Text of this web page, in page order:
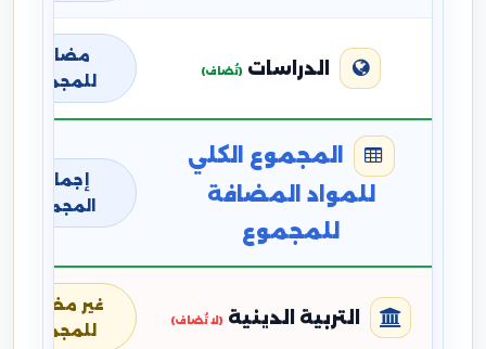
الدراسات (تُضاف)
مضافة
للمجموع
المجموع الكلي
للمواد المضافة
للمجموع
إجمالي
المجموع
التربية الدينية (لا تُضاف)
غير مضافة
للمجموع